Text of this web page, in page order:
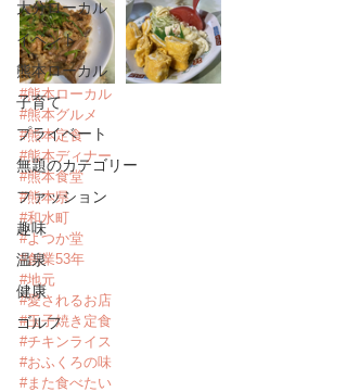
大分ローカル
イベント
熊本ローカル
子育て
プライベート
無題のカテゴリー
ファッション
趣味
温泉
健康
ゴルフ
#熊本ローカル
#熊本グルメ
#熊本定食
#熊本ディナー
#熊本食堂
#熊本県
#和水町
#よつか堂
#創業53年
#地元
#愛されるお店
#玉子焼き定食
#チキンライス
#おふくろの味
#また食べたい